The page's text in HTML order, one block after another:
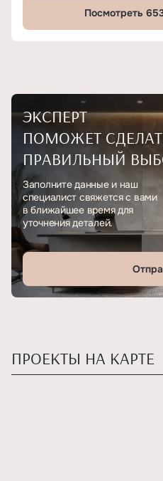
Посмотреть
ЭКСПЕРТ
ПОМОЖЕТ
ПРАВИЛЬНЫЙ
Заполните данные и наш
специалист свяжется с вами
в ближайшее время для
уточнения деталей.
ПРОЕКТЫ НА КАРТЕ